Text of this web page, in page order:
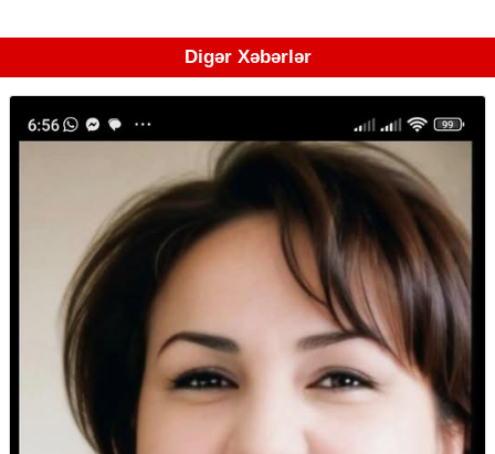
Digər Xəbərlər